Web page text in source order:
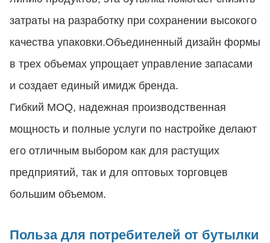
затраты на разработку при сохранении высокого
качества упаковки.Объединенный дизайн формы
в трех объемах упрощает управление запасами
и создает единый имидж бренда.
Гибкий MOQ, надежная производственная
мощность и полные услуги по настройке делают
его отличным выбором как для растущих
предприятий, так и для оптовых торговцев
большим объемом.
Польза для потребителей от бутылки